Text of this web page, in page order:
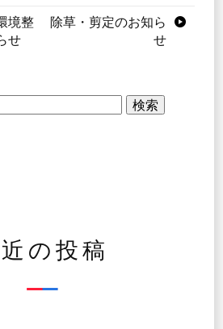
境整
せ
除草・剪定のお知ら
せ
の投稿